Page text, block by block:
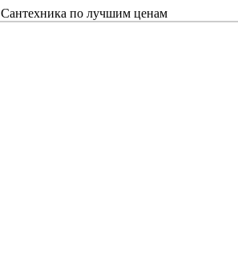
Сантехника по лучшим ценам